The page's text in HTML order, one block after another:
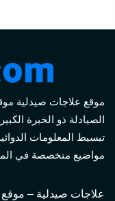
موقع علاجات صيدلية
الصيادلة ذو الخبرة
تبسيط المعلومات
مواضيع متخصصة في
علاجات صيدلية – موقع